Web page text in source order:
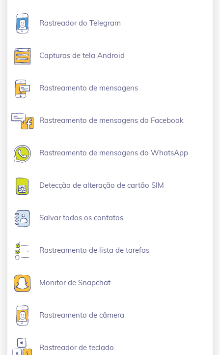
Rastreador do Telegram
Capturas de tela Android
Rastreamento de mensagens
Rastreamento de mensagens do Facebook
Rastreamento de mensagens do WhatsApp
Detecção de alteração de cartão SIM
Salvar todos os contatos
Rastreamento de lista de tarefas
Monitor de Snapchat
Rastreamento de câmera
Rastreador de teclado